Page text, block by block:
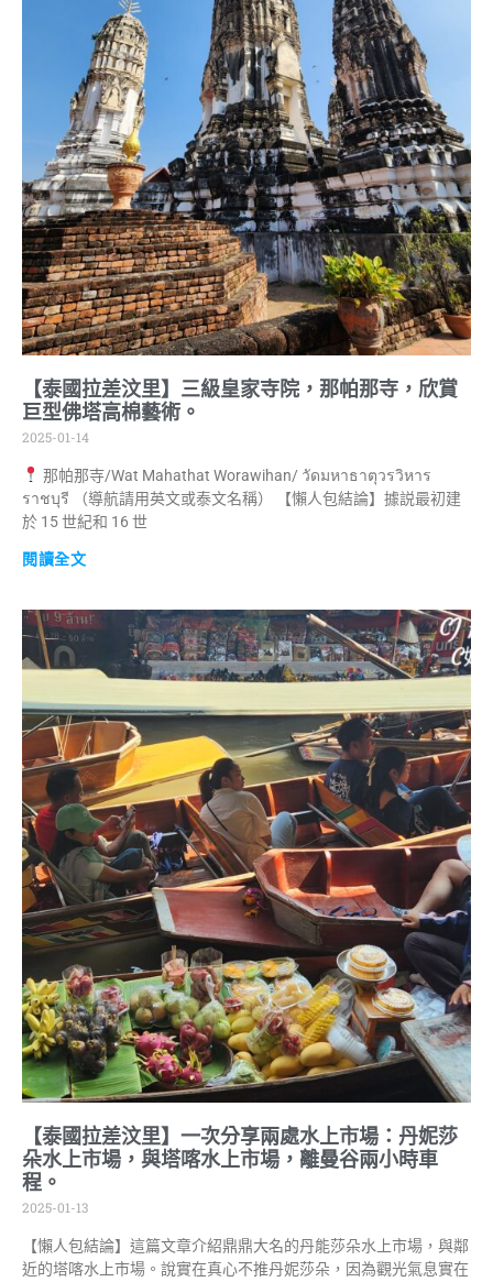
【泰國拉差汶里】三級皇家寺院，那帕那寺，欣賞
巨型佛塔高棉藝術。
2025-01-14
那帕那寺/Wat Mahathat Worawihan/ วัดมหาธาตุวรวิหาร
ราชบุรี （導航請用英文或泰文名稱） 【懶人包結論】據説最初建
於 15 世紀和 16 世
閱讀全文
【泰國拉差汶里】一次分享兩處水上市場：丹妮莎
朵水上市場，與塔喀水上市場，離曼谷兩小時車
程。
2025-01-13
【懶人包結論】這篇文章介紹鼎鼎大名的丹能莎朵水上市場，與鄰
近的塔喀水上市場。說實在真心不推丹妮莎朵，因為觀光氣息實在